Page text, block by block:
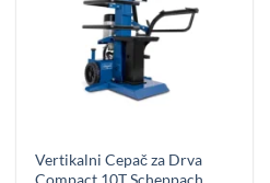
Vertikalni Cepač za Drva
Compact 10T Scheppach